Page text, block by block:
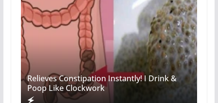
Relieves Constipation Instantly! I Drink &
Poop Like Clockwork